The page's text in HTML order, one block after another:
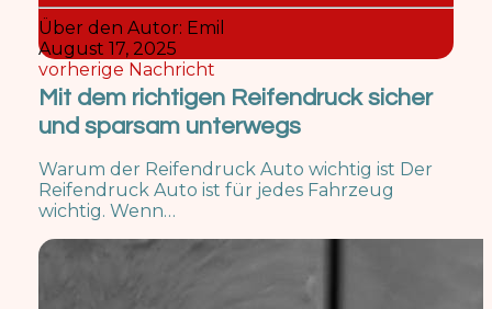
Über den Autor: Emil
August 17, 2025
vorherige Nachricht
Mit dem richtigen Reifendruck sicher
und sparsam unterwegs
Warum der Reifendruck Auto wichtig ist Der
Reifendruck Auto ist für jedes Fahrzeug
wichtig. Wenn…